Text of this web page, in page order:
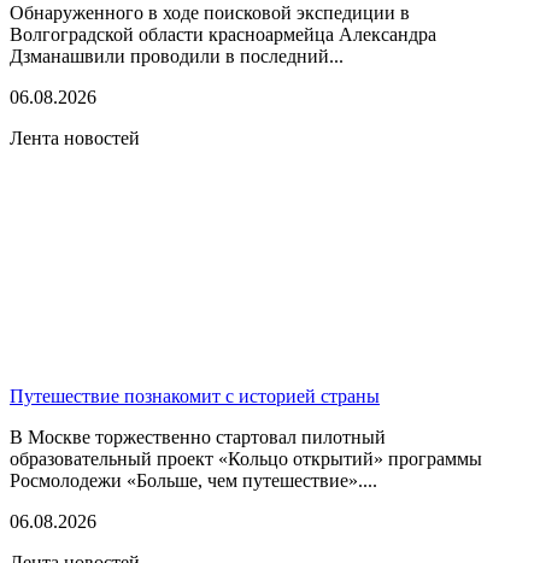
Обнаруженного в ходе поисковой экспедиции в
Волгоградской области красноармейца Александра
Дзманашвили проводили в последний...
06.08.2026
Лента новостей
Путешествие познакомит с историей страны
В Москве торжественно стартовал пилотный
образовательный проект «Кольцо открытий» программы
Росмолодежи «Больше, чем путешествие»....
06.08.2026